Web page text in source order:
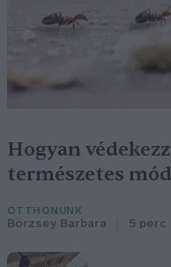
Hogyan
természetes
OTTHONUNK
Börzsey Barbara 5 perc